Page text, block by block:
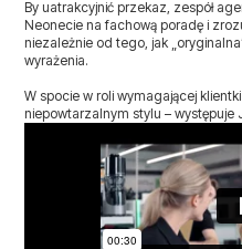
By uatrakcyjnić przekaz, zespół
Neonecie na fachową poradę i
niezależnie od tego, jak
wyrażenia.
W spocie w roli wymagającej
niepowtarzalnym stylu – występuje